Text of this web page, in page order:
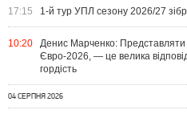
17:15 1-й тур УПЛ сезону 2026/27
10:20
Денис Марченко: Представляти
Євро-2026, — це велика
гордість
04 СЕРПНЯ 2026